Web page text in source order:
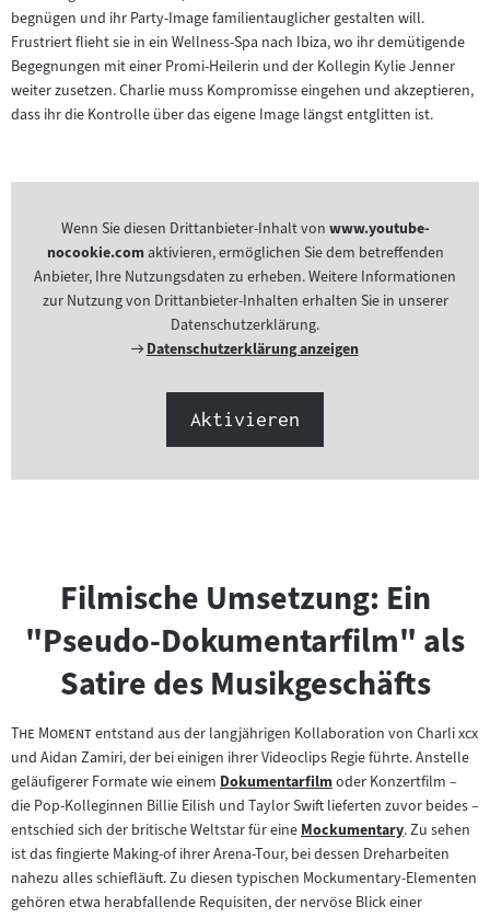
begnügen und ihr Party-Image familientauglicher gestalten will.
Frustriert flieht sie in ein Wellness-Spa nach Ibiza, wo ihr demütigende
Begegnungen mit einer Promi-Heilerin und der Kollegin Kylie Jenner
weiter zusetzen. Charlie muss Kompromisse eingehen und akzeptieren,
dass ihr die Kontrolle über das eigene Image längst entglitten ist.
Wenn Sie diesen Drittanbieter-Inhalt von www.youtube-
nocookie.comaktivieren, ermöglichen Sie dem betreffenden
Anbieter, Ihre Nutzungsdaten zu erheben. Weitere Informationen
zur Nutzung von Drittanbieter-Inhalten erhalten Sie in unserer
Datenschutzerklärung.
Externer
Datenschutzerklärung anzeigen
Aktivieren
Filmische Umsetzung: Ein
"Pseudo-Dokumentarfilm" als
Satire des Musikgeschäfts
"
The Moment"entstand aus der langjährigen Kollaboration von Charli xcx
und Aidan Zamiri, der bei einigen ihrer Videoclips Regie führte. Anstelle
geläufigerer Formate wie einem Zum
Inhalt:
Dokumentarfilmoder Konzertfilm –
die Pop-Kolleginnen Billie Eilish und Taylor Swift lieferten zuvor beides –
entschied sich der britische Weltstar für eineZum
Inhalt:
Mockumentary. Zu sehen
ist das fingierte Making-of ihrer Arena-Tour, bei dessen Dreharbeiten
nahezu alles schiefläuft. Zu diesen typischen Mockumentary-Elementen
gehören etwa herabfallende Requisiten, der nervöse Blick einer